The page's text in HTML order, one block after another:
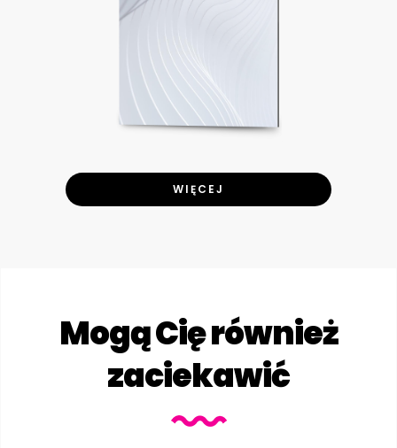
WIĘCEJ
Mogą Cię również
zaciekawić